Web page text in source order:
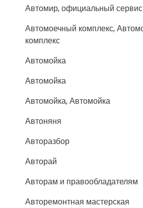
Автомир, официальный
Автомоечный комплекс,
комплекс
Автомойка
Автомойка
Автомойка, Автомойка
Автоняня
Авторазбор
Авторай
Авторам и правообладателям
Авторемонтная мастерская